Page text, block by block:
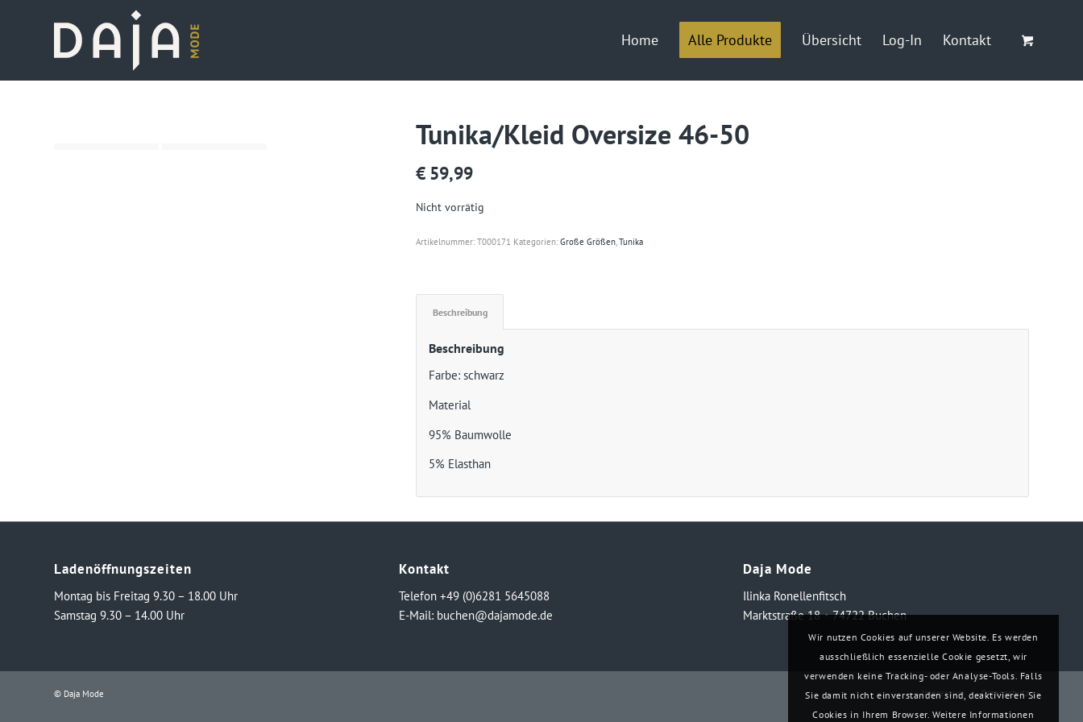
Home Alle Produkte Übersicht Log-In Kontakt
Tunika/Kleid Oversize 46-50
€ 59,99
Nicht vorrätig
Artikelnummer:T000171 Kategorien:Große Größen,Tunika
Beschreibung
Beschreibung
Farbe: schwarz
Material
95% Baumwolle
5% Elasthan
Ladenöffnungszeiten
Montag bis Freitag 9.30 – 18.00 Uhr
Samstag 9.30 – 14.00 Uhr
Kontakt
Telefon +49 (0)6281 5645088
E-Mail: buchen@dajamode.de
Daja Mode
Ilinka Ronellenfitsch
Marktstraße 18・74722 Buchen
© Daja Mode Impressum Datenschutz
Wir nutzen Cookies auf unserer Website. Es werden
ausschließlich essenzielle Cookie gesetzt, wir
verwenden keine Tracking- oder Analyse-Tools. Falls
Sie damit nicht einverstanden sind, deaktivieren Sie
Cookies in Ihrem Browser. Weitere Informationen